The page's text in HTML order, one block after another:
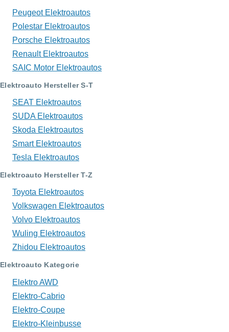
Peugeot Elektroautos
Polestar Elektroautos
Porsche Elektroautos
Renault Elektroautos
SAIC Motor Elektroautos
Elektroauto Hersteller S-T
SEAT Elektroautos
SUDA Elektroautos
Skoda Elektroautos
Smart Elektroautos
Tesla Elektroautos
Elektroauto Hersteller T-Z
Toyota Elektroautos
Volkswagen Elektroautos
Volvo Elektroautos
Wuling Elektroautos
Zhidou Elektroautos
Elektroauto Kategorie
Elektro AWD
Elektro-Cabrio
Elektro-Coupe
Elektro-Kleinbusse